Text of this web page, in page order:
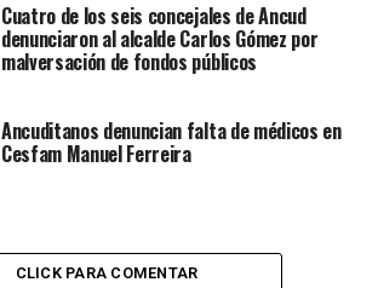
Cuatro de los seis concejales de Ancud
denunciaron al alcalde Carlos Gómez por
malversación de fondos públicos
Ancuditanos denuncian falta de médicos en
Cesfam Manuel Ferreira
CLICK PARA COMENTAR